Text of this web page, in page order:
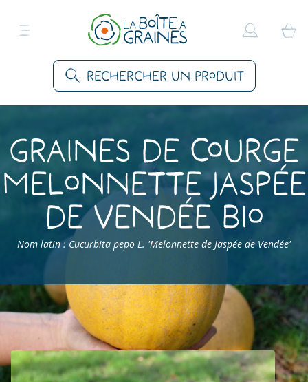
Rechercher un produit
Graines de Courge
Melonnette Jaspée
de Vendée Bio
Nom latin : Cucurbita pepo L. 'Melonnette de Jaspée de Vendée'
> Produits > Graines Légumes Courges >
Courge Melonnette Jaspée de Vendée Bio